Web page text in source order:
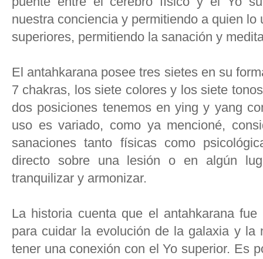
nuestra conciencia y permitiendo a quien
superiores, permitiendo la sanación y
El antahkarana posee tres sietes en su
7 chakras, los siete colores y los siete
dos posiciones tenemos en ying y yang
uso es variado, como ya mencioné,
sanaciones tanto físicas como
directo sobre una lesión o en algún
tranquilizar y armonizar.
La historia cuenta que el antahkarana
para cuidar la evolución de la galaxia y la
tener una conexión con el Yo superior. Es